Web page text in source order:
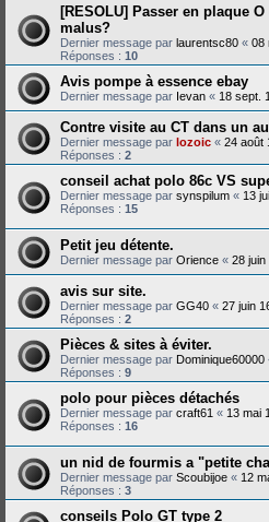
[RESOLU] Passer en plaque
malus?
Dernier message par laurentsc80 « 08
Réponses : 10
Avis pompe à essence ebay
Dernier message par Ievan « 18 sept.
Contre visite au CT dans un
Dernier message par lozoic « 24 août
Réponses : 2
conseil achat polo 86c VS
Dernier message par synspilum « 13
Réponses : 15
Petit jeu détente.
Dernier message par Orience « 28 juin
avis sur site.
Dernier message par GG40 « 27 juin
Réponses : 2
Pièces & sites à éviter.
Dernier message par Dominique60000
Réponses : 9
polo pour pièces détachés
Dernier message par craft61 « 13 mai
Réponses : 16
un nid de fourmis a "petite
Dernier message par Scoubijoe « 12
Réponses : 3
conseils Polo GT type 2